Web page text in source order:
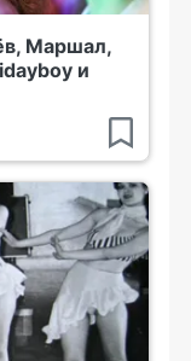
Маршал,
и